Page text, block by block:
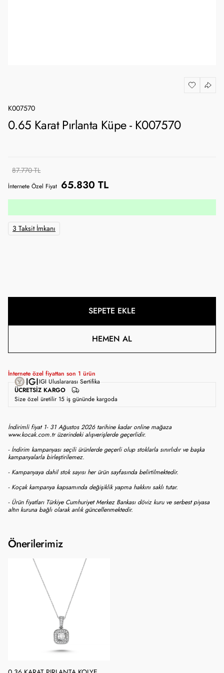
K007570
0.65 Karat Pırlanta Küpe - K007570
87.770 TL
İnternete Özel Fiyat 65.830 TL
3 Taksit İmkanı
SEPETE EKLE
HEMEN AL
İnternete özel fiyattan son 1 ürün
ÜCRETSIZ KARGO
IGI Uluslararası Sertifika
Size özel üretilir 15 iş gününde kargoda
İndirimli fiyat 1- 31 Ağustos 2026 tarihine kadar online mağaza
www.kocak.com.tr üzerindeki alışverişlerde geçerlidir.
- İndirim kampanyası seçili ürünlerde geçerli olup stoklarla sınırlıdır ve başka
kampanyalarla birleştirilemez.
- Kampanyaya dahil stok sayısı her ürün sayfasında belirtilmektedir.
- Koçak kampanya kapsamında değişiklik yapma hakkını saklı tutar.
- Ürün fiyatları Türkiye Cumhuriyet Merkez Bankası döviz kuru ve serbest piyasa
altın kuruna bağlı olarak anlık güncellenmektedir.
Önerilerimiz